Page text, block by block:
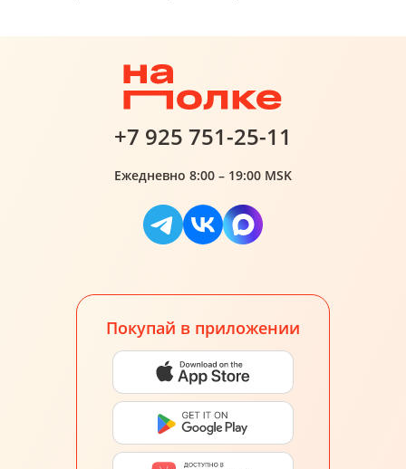
+7 925 751-25-11
Ежедневно 8:00 – 19:00 MSK
Покупай в приложении